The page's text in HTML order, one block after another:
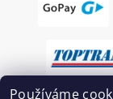
Používáme